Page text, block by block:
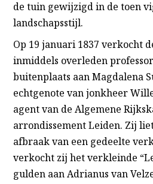
de tuin gewijzigd in de toen
landschapsstijl.
Op 19 januari 1837 verkocht
inmiddels overleden
buitenplaats aan Magdalena
echtgenote van jonkheer
agent van de Algemene
arrondissement Leiden. Zij
afbraak van een gedeelte
verkocht zij het verkleinde
gulden aan Adrianus van